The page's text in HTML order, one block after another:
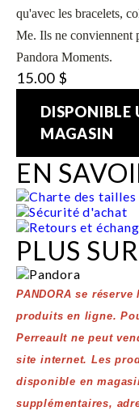
qu'avec les bracelets,
Me. Ils ne conviennent
Pandora Moments.
15.00 $
DISPONIBLE
MAGASIN
EN
Charte des tailles
Sécurité d'achat
Retours et
PLUS
PANDORA se
produits en ligne.
Perreault ne peut
site internet. Les
disponible en
supplémentaires,